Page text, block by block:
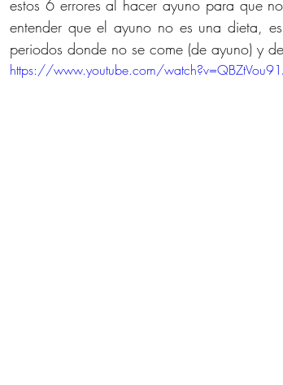
estos 6 errores al hacer ayuno para que
entender que el ayuno no es una dieta,
periodos donde no se come (de ayuno) y
https://www.youtube.com/